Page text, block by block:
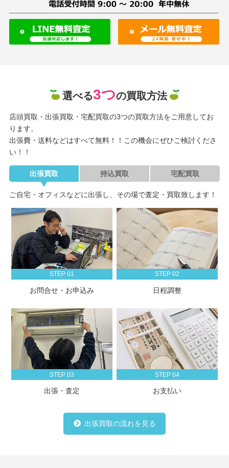
選べる3つの買取方法
店頭買取・出張買取・宅配買取の3つの買取方法をご用意してお
ります。
出張費・送料などはすべて無料！！この機会にぜひご検討くださ
い！！
出張買取 持込買取 宅配買取
ご自宅・オフィスなどに出張し、その場で査定・買取致します！
STEP 01
お問合せ・お申込み
STEP 02
日程調整
STEP 03
出張・査定
STEP 04
お支払い
出張買取の流れを見る